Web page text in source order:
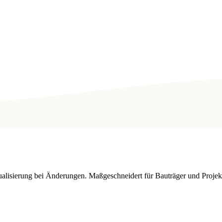
bei Änderungen. Maßgeschneidert für Bauträger und